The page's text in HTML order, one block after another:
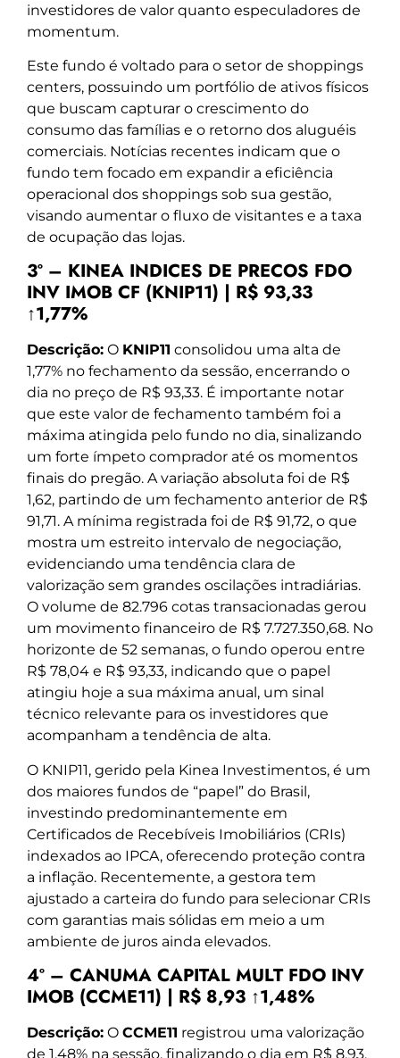
investidores de valor quanto especuladores de
momentum.
Este fundo é voltado para o setor de shoppings
centers, possuindo um portfólio de ativos físicos
que buscam capturar o crescimento do
consumo das famílias e o retorno dos aluguéis
comerciais. Notícias recentes indicam que o
fundo tem focado em expandir a eficiência
operacional dos shoppings sob sua gestão,
visando aumentar o fluxo de visitantes e a taxa
de ocupação das lojas.
3º – KINEA INDICES DE PRECOS FDO
INV IMOB CF (KNIP11) | R$ 93,33
↑1,77%
Descrição: O KNIP11 consolidou uma alta de
1,77% no fechamento da sessão, encerrando o
dia no preço de R$ 93,33. É importante notar
que este valor de fechamento também foi a
máxima atingida pelo fundo no dia, sinalizando
um forte ímpeto comprador até os momentos
finais do pregão. A variação absoluta foi de R$
1,62, partindo de um fechamento anterior de R$
91,71. A mínima registrada foi de R$ 91,72, o que
mostra um estreito intervalo de negociação,
evidenciando uma tendência clara de
valorização sem grandes oscilações intradiárias.
O volume de 82.796 cotas transacionadas gerou
um movimento financeiro de R$ 7.727.350,68. No
horizonte de 52 semanas, o fundo operou entre
R$ 78,04 e R$ 93,33, indicando que o papel
atingiu hoje a sua máxima anual, um sinal
técnico relevante para os investidores que
acompanham a tendência de alta.
O KNIP11, gerido pela Kinea Investimentos, é um
dos maiores fundos de “papel” do Brasil,
investindo predominantemente em
Certificados de Recebíveis Imobiliários (CRIs)
indexados ao IPCA, oferecendo proteção contra
a inflação. Recentemente, a gestora tem
ajustado a carteira do fundo para selecionar CRIs
com garantias mais sólidas em meio a um
ambiente de juros ainda elevados.
4º – CANUMA CAPITAL MULT FDO INV
IMOB (CCME11) | R$ 8,93 ↑1,48%
Descrição: O CCME11 registrou uma valorização
de 1,48% na sessão, finalizando o dia em R$ 8,93.